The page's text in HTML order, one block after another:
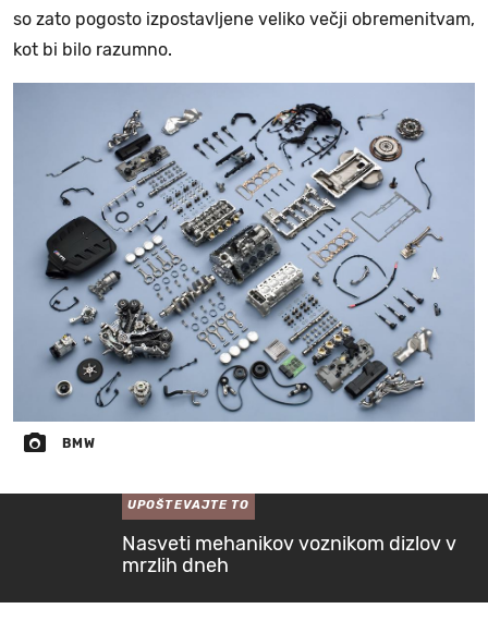
so zato pogosto izpostavljene veliko večji obremenitvam,
kot bi bilo razumno.
BMW
UPOŠTEVAJTE TO
Nasveti mehanikov voznikom dizlov v
mrzlih dneh